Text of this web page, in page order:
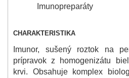
Imunopreparáty
CHARAKTERISTIKA
Imunor, sušený roztok na
prípravok z homogenizátu
krvi. Obsahuje komplex